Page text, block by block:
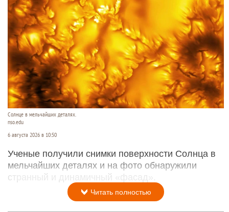
Солнце в мельчайших деталях.
nso.edu
6 августа 2026 в 10:50
Ученые получили снимки поверхности Солнца в
мельчайших деталях и на фото обнаружили
странный и динамичный «фасад».
Читать полностью